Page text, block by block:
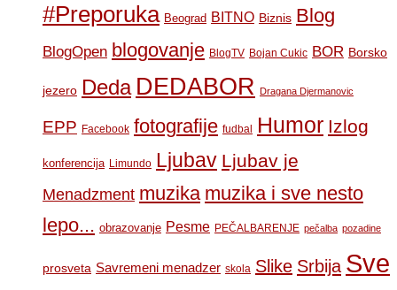
#Preporuka Beograd BITNO Biznis Blog
BlogOpen blogovanje BlogTV Bojan Cukic BOR Borsko
jezero Deda DEDABOR Dragana Djermanovic
EPP Facebook fotografije fudbal Humor Izlog
konferencija Limundo Ljubav Ljubav je
Menadzment muzika muzika i sve nesto
lepo... obrazovanje Pesme PEČALBARENJE pečalba pozadine
prosveta Savremeni menadzer skola Slike Srbija Sve